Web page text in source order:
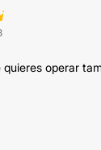
quieres operar